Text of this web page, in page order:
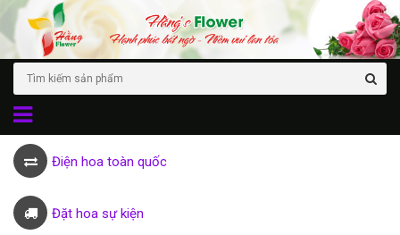
Điện hoa toàn quốc
Đặt hoa sự kiện